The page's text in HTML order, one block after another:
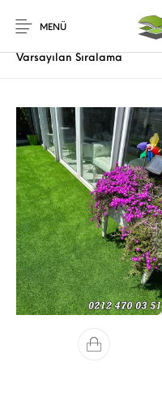
MENÜ
Ana Sayfa / Ürünler “suni yapay çim
Suni Yapay Çim Halı istanbul